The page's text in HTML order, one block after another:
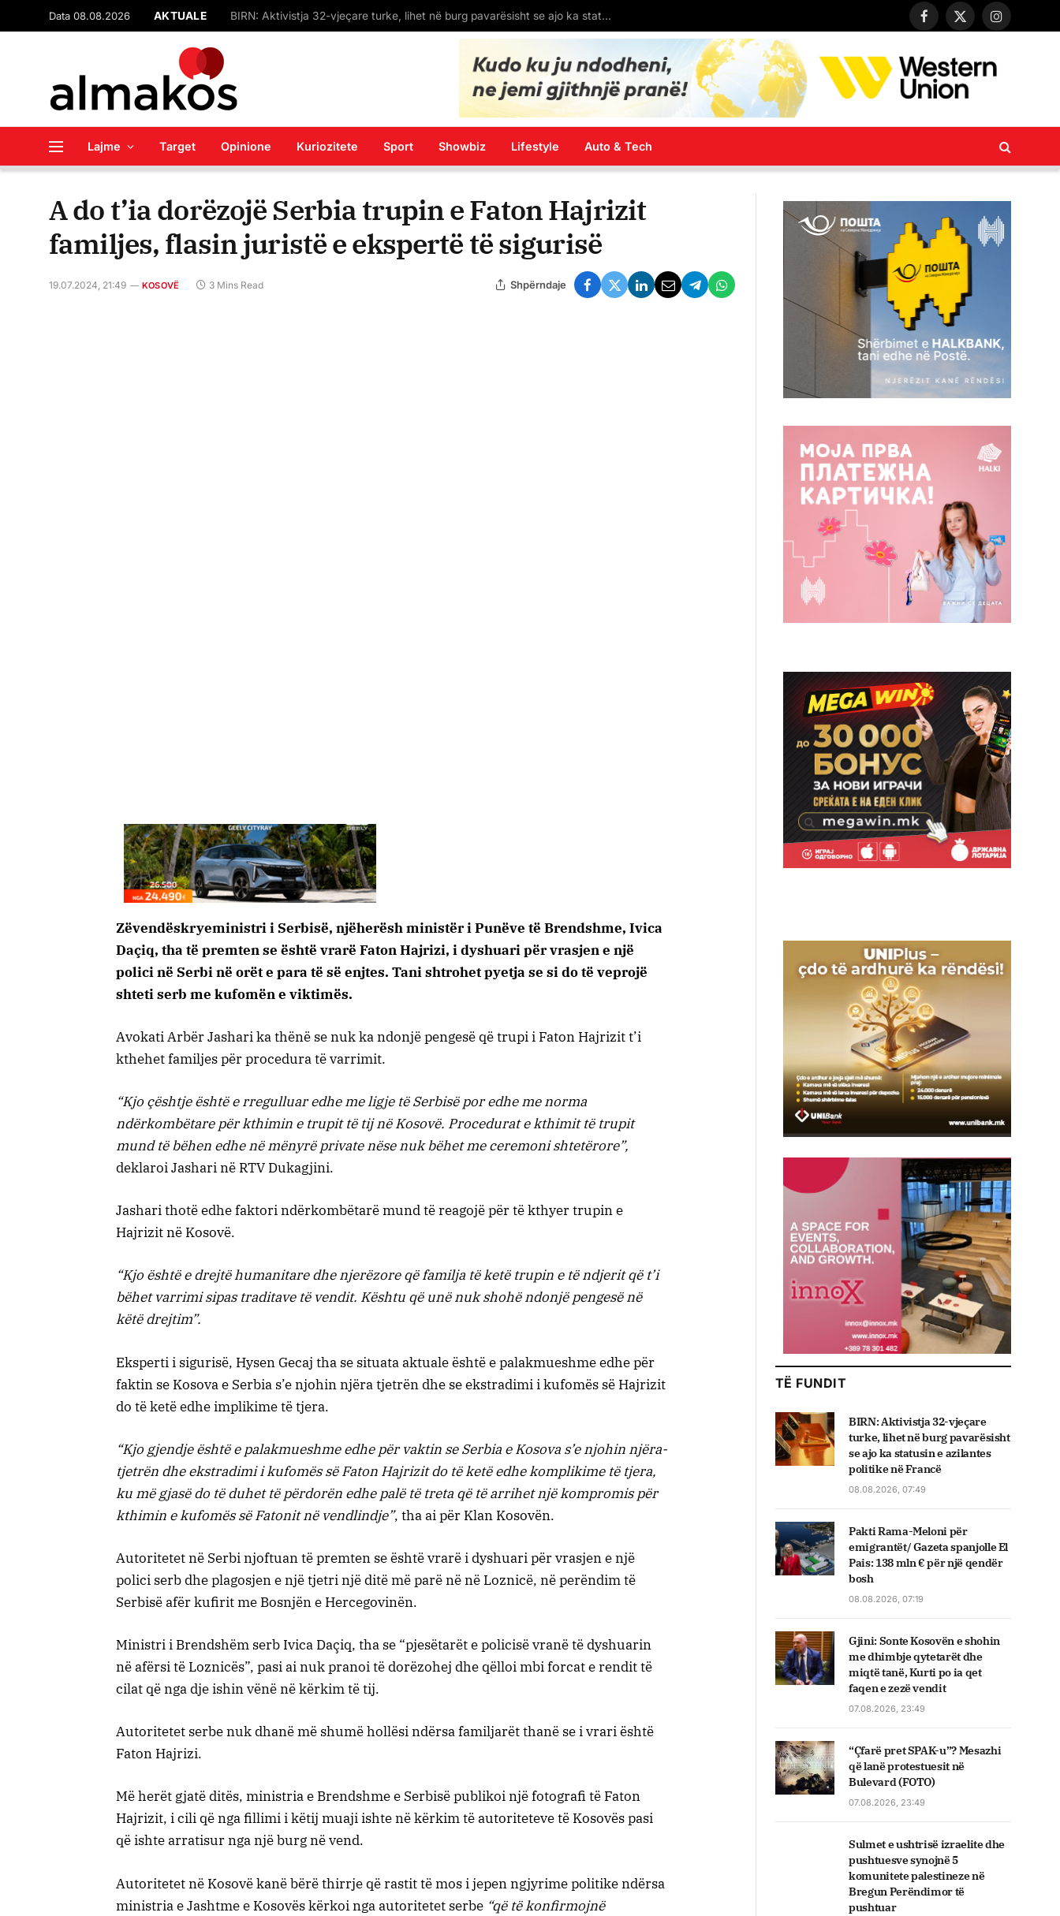
Data 08.08.2026 AKTUALE Pakti Rama-Meloni për emigrantët/ Gazeta spanjolle El Pais: 138 mln € për një qendër bosh
Facebook
X
Instagram
Lajme Target Opinione Kuriozitete Sport Showbiz Lifestyle Auto & Tech
A do t’ia dorëzojë Serbia trupin e Faton Hajrizit
familjes, flasin juristë e ekspertë të sigurisë
19.07.2024, 21:49 KOSOVË 3 Mins Read Shpërndaje
Zëvendëskryeministri i Serbisë, njëherësh ministër i Punëve të Brendshme, Ivica
Daçiq, tha të premten se është vrarë Faton Hajrizi, i dyshuari për vrasjen e një
polici në Serbi në orët e para të së enjtes. Tani shtrohet pyetja se si do të veprojë
shteti serb me kufomën e viktimës.
Avokati Arbër Jashari ka thënë se nuk ka ndonjë pengesë që trupi i Faton Hajrizit t’i
kthehet familjes për procedura të varrimit.
“Kjo çështje është e rregulluar edhe me ligje të Serbisë por edhe me norma
ndërkombëtare për kthimin e trupit të tij në Kosovë. Procedurat e kthimit të trupit
mund të bëhen edhe në mënyrë private nëse nuk bëhet me ceremoni shtetërore”,
deklaroi Jashari në RTV Dukagjini.
Jashari thotë edhe faktori ndërkombëtarë mund të reagojë për të kthyer trupin e
Hajrizit në Kosovë.
“Kjo është e drejtë humanitare dhe njerëzore që familja të ketë trupin e të ndjerit që t’i
bëhet varrimi sipas traditave të vendit. Kështu që unë nuk shohë ndonjë pengesë në
këtë drejtim”.
Eksperti i sigurisë, Hysen Gecaj tha se situata aktuale është e palakmueshme edhe për
faktin se Kosova e Serbia s’e njohin njëra tjetrën dhe se ekstradimi i kufomës së Hajrizit
do të ketë edhe implikime të tjera.
“Kjo gjendje është e palakmueshme edhe për vaktin se Serbia e Kosova s’e njohin njëra-
tjetrën dhe ekstradimi i kufomës së Faton Hajrizit do të ketë edhe komplikime të tjera,
ku më gjasë do të duhet të përdorën edhe palë të treta që të arrihet një kompromis për
kthimin e kufomës së Fatonit në vendlindje”, tha ai për Klan Kosovën.
Autoritetet në Serbi njoftuan të premten se është vrarë i dyshuari për vrasjen e një
polici serb dhe plagosjen e një tjetri një ditë më parë në në Loznicë, në perëndim të
Serbisë afër kufirit me Bosnjën e Hercegovinën.
Ministri i Brendshëm serb Ivica Daçiq, tha se “pjesëtarët e policisë vranë të dyshuarin
në afërsi të Loznicës”, pasi ai nuk pranoi të dorëzohej dhe qëlloi mbi forcat e rendit të
cilat që nga dje ishin vënë në kërkim të tij.
Autoritetet serbe nuk dhanë më shumë hollësi ndërsa familjarët thanë se i vrari është
Faton Hajrizi.
Më herët gjatë ditës, ministria e Brendshme e Serbisë publikoi një fotografi të Faton
Hajrizit, i cili që nga fillimi i këtij muaji ishte në kërkim të autoriteteve të Kosovës pasi
që ishte arratisur nga një burg në vend.
Autoritetet në Kosovë kanë bërë thirrje që rastit të mos i jepen ngjyrime politike ndërsa
ministria e Jashtme e Kosovës kërkoi nga autoritetet serbe “që të konfirmojnë
TË FUNDIT
BIRN: Aktivistja 32-vjeçare
turke, lihet në burg pavarësisht
se ajo ka statusin e azilantes
politike në Francë
08.08.2026, 07:49
Pakti Rama-Meloni për
emigrantët/ Gazeta spanjolle El
Pais: 138 mln € për një qendër
bosh
08.08.2026, 07:19
Gjini: Sonte Kosovën e shohin
me dhimbje qytetarët dhe
miqtë tanë, Kurti po ia qet
faqen e zezë vendit
07.08.2026, 23:49
“Çfarë pret SPAK-u”? Mesazhi
që lanë protestuesit në
Bulevard (FOTO)
07.08.2026, 23:49
Sulmet e ushtrisë izraelite dhe
pushtuesve synojnë 5
komunitete palestineze në
Bregun Perëndimor të
pushtuar